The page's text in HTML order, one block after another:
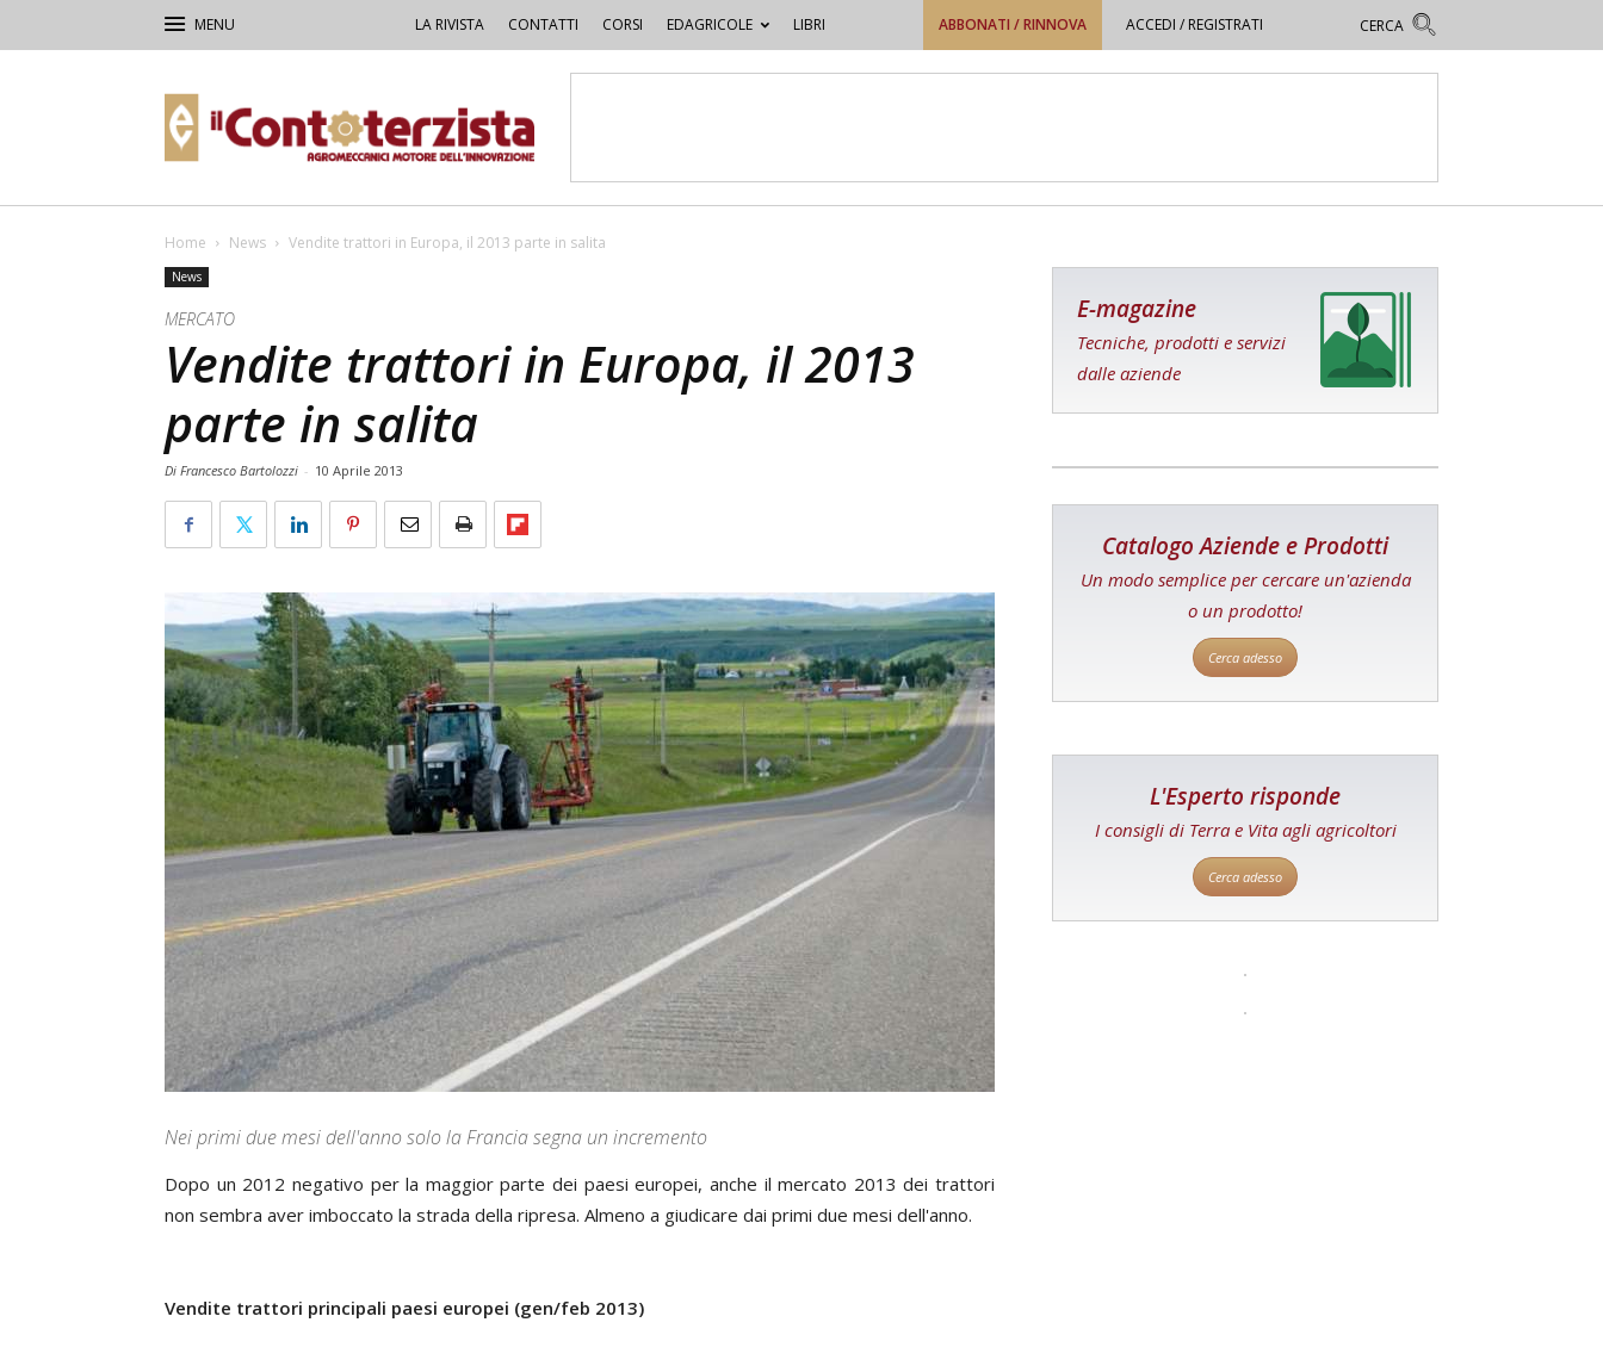
LA RIVISTA CONTATTI CORSI EDAGRICOLE LIBRI ABBONATI / RINNOVA ACCEDI / REGISTRATI
Contoterzista
Home News Vendite trattori in Europa, il 2013 parte in salita
News
MERCATO
Vendite trattori in Europa, il 2013
parte in salita
Di Francesco Bartolozzi - 10 Aprile 2013
Nei primi due mesi dell'anno solo la Francia segna un incremento
Dopo un 2012 negativo per la maggior parte dei paesi europei, anche il mercato 2013 dei trattori
non sembra aver imboccato la strada della ripresa. Almeno a giudicare dai primi due mesi dell'anno.
Vendite trattori principali paesi europei (gen/feb 2013)
E-magazine
Tecniche, prodotti e servizi
dalle aziende
Catalogo Aziende e Prodotti
Un modo semplice per cercare un'azienda
o un prodotto!
Cerca adesso
L'Esperto risponde
I consigli di Terra e Vita agli agricoltori
Cerca adesso